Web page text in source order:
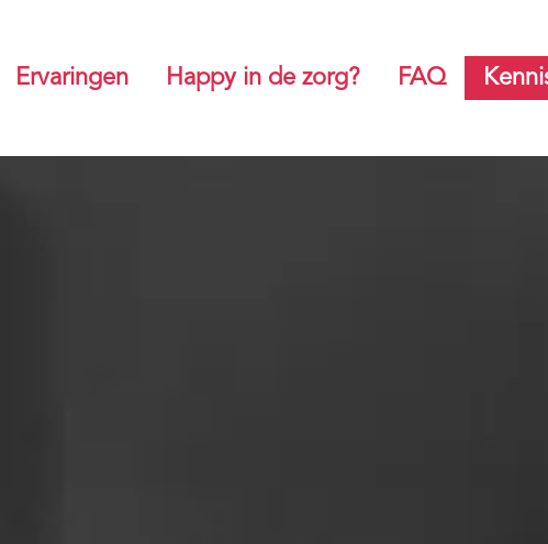
Ervaringen Happy in de zorg? FAQ